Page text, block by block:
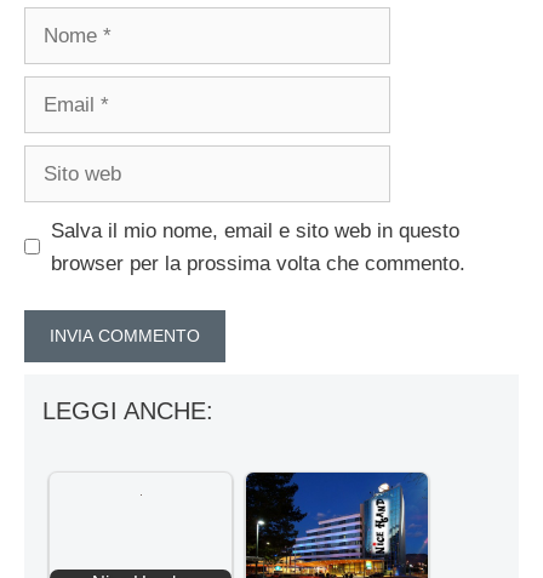
Nome
Email
Sito
Salva il mio nome, email e sito web in questo
browser per la prossima volta che commento.
LEGGI ANCHE: